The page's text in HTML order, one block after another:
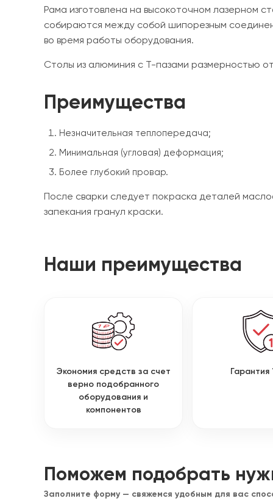
Рама изготовлена на высокоточном лазерном
собираются между собой шипорезным
во время работы оборудования.
Столы из алюминия с Т-пазами размерностью
Преимущества
Незначительная теплопередача;
Минимальная (угловая) деформация;
Более глубокий провар.
После сварки следует покраска деталей
запекания гранул краски.
Наши преимущества
Экономия средств за счет
верно подобранного
оборудования и
компонентов
Гарантия
Поможем подобрать
Заполните форму — свяжемся удобным для вас